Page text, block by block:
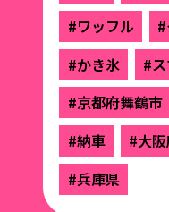
#ワッフル
#かき氷
#
#京都府舞鶴市
#納車
#大
#兵庫県